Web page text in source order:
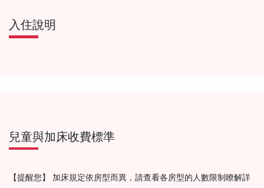
入住說明
兒童與加床收費標準
【提醒您】 加床規定依房型而異，請查看各房型的人數限制瞭解詳